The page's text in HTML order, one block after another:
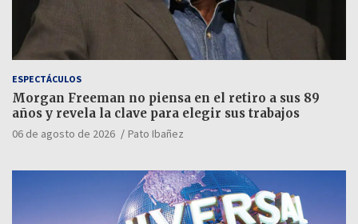
ESPECTÁCULOS
Morgan Freeman no piensa en el retiro a sus 89
años y revela la clave para elegir sus trabajos
06 de agosto de 2026 Pato Ibañez